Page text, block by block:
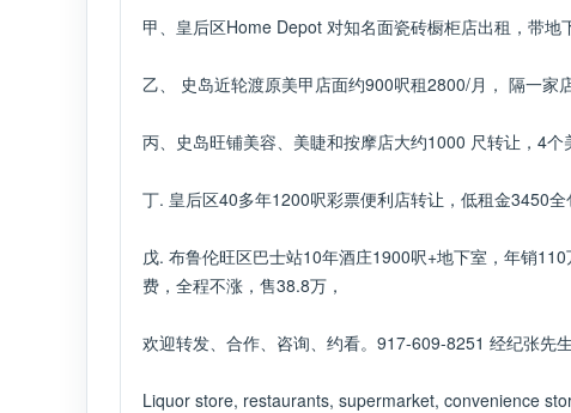
甲、​皇后区​Home Depot 对知名面瓷砖橱柜店出租，带地
乙、 ​史岛近轮渡原美甲店面约900呎租2800/月， 隔一家
丙、史岛旺铺美容、美睫和按摩店大约1000 尺转让，4
丁. 皇后区40多年1200呎彩票便利店转让，低租金3450全
戊. 布鲁伦旺区巴士站10年酒庄1900呎+地下室，年销
费，全程不涨，售38.8万，
欢迎转发、合作、咨询、约看。917-609-8251 经纪张先生
Liquor store, restaurants, supermarket, convenience